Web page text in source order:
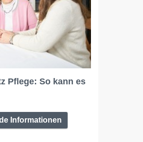
Pflege: So kann es
Informationen